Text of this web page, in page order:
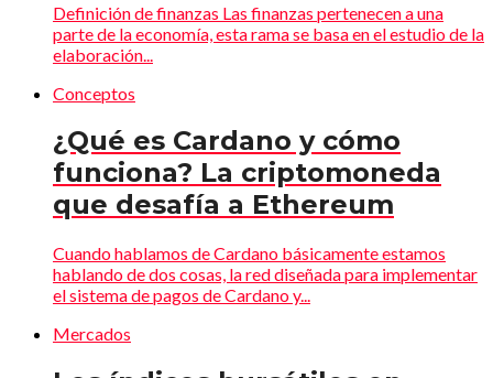
Definición de finanzas Las finanzas pertenecen a una
parte de la economía, esta rama se basa en el estudio de la
elaboración...
Conceptos
¿Qué es Cardano y cómo
funciona? La criptomoneda
que desafía a Ethereum
Cuando hablamos de Cardano básicamente estamos
hablando de dos cosas, la red diseñada para implementar
el sistema de pagos de Cardano y...
Mercados